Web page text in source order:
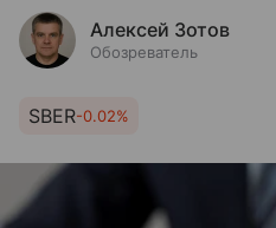
Алексей Зотов
Обозреватель
SBER-0.02%